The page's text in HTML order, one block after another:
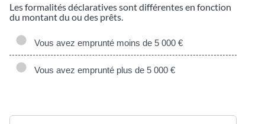
Les formalités déclaratives sont différentes en fonction
du montant du ou des prêts.
Vous avez emprunté moins de 5 000 €
Vous avez emprunté plus de 5 000 €